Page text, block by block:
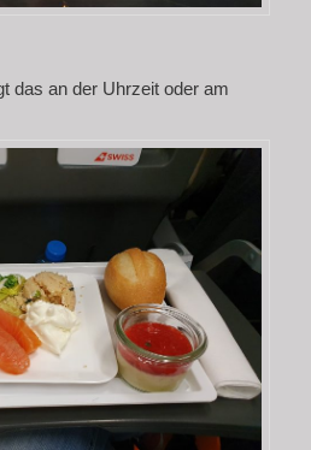
das an der Uhrzeit oder am